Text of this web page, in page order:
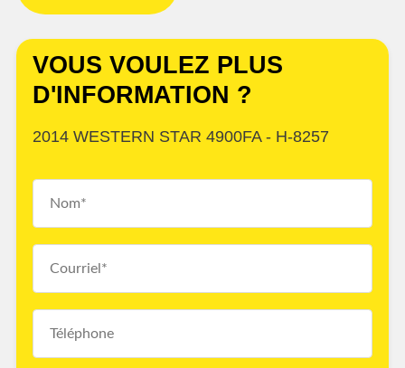
VOUS VOULEZ PLUS
D'INFORMATION ?
2014 WESTERN STAR 4900FA - H-8257